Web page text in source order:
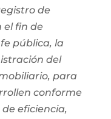
de
el fin de
pública, la
del
para
conforme
eficiencia,